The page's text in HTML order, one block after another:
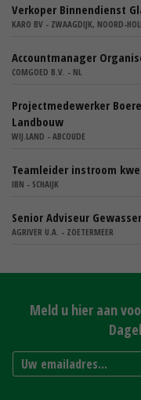
Verkoper Binnendienst
KARO BV - ZWAAGDIJK, NOORD-
Accountmanager
COMGOED B.V. - NL
Projectmedewerker
Landbouw
WIJ.LAND - ABCOUDE
Teamleider instroom
IBN - SCHAIJK
Senior Adviseur
AGRIVER U.A. - ZOETERMEER
Meld u hier aan